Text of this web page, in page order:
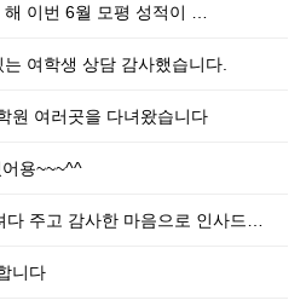
이번 6월 모평 성적이 …
여학생 상담 감사했습니다.
원 여러곳을 다녀왔습니다
용~~~^^
주고 감사한 마음으로 인사드…
니다